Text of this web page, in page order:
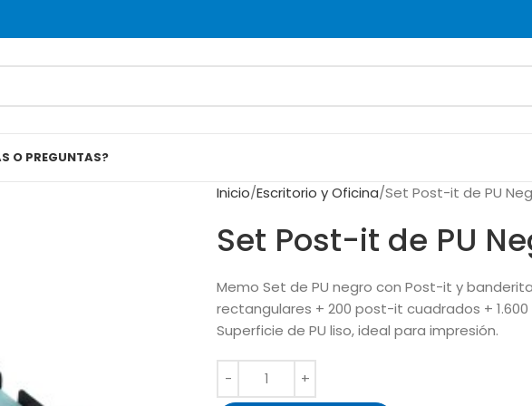
O PREGUNTAS?
Inicio Escritorio y Oficina Set Post-it de PU
Set Post-it de PU
Memo Set de PU negro con Post-it y
rectangulares + 200 post-it cuadrados +
Superficie de PU liso, ideal para impresión.